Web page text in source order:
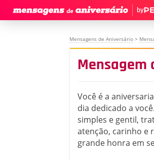
by
Mensagens de Aniversário >
Mensagem
Você é a
dia dedicado a
simples e gentil,
atenção, carinho e
grande honra em